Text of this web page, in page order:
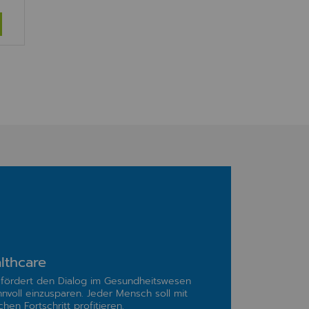
den Dialog im Gesundheitswesen
einzusparen. Jeder Mensch soll mit
Fortschritt profitieren.